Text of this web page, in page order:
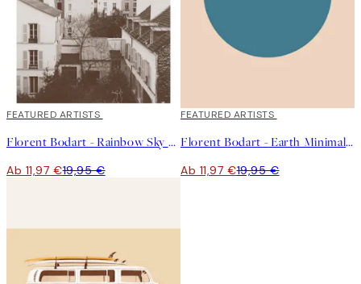
40%*
FEATURED ARTISTS
Florent Bodart - Rainbow Sky Above Paris Poster
Ab 11,97 €19,95 €
40%*
FEATURED ARTISTS
Florent Bodart - Earth Minimal Planet Poster
Ab 11,97 €19,95 €